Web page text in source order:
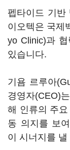
펩타이드 기반
이오텍은 국제
yo Clinic)과
있습니다.
기욤 르루아
경영자(CEO)
해 인류의 주
동 의지를 보
이 시너지를